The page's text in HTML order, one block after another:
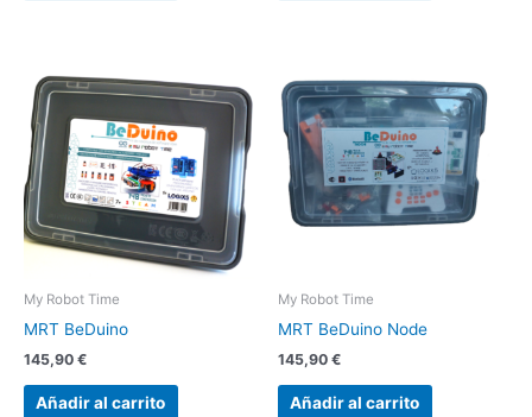
My Robot Time
MRT BeDuino
145,90 €
Añadir al carrito
My Robot Time
MRT BeDuino Node
145,90 €
Añadir al carrito